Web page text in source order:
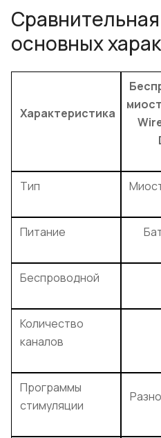
основных
Характеристика
Тип
Питание
Беспроводной
Количество
каналов
Программы
стимуляции